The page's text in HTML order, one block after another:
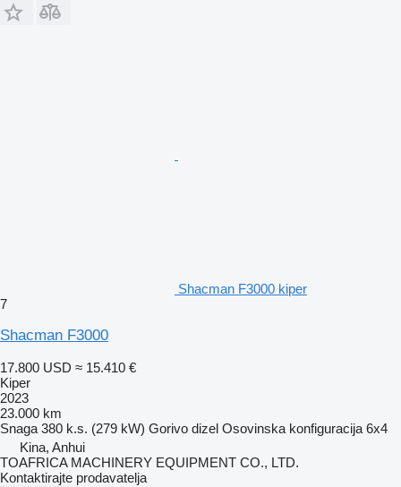
Shacman F3000 kiper
7
Shacman F3000
17.800 USD ≈ 15.410 €
Kiper
2023
23.000 km
Snaga 380 k.s. (279 kW) Gorivo dizel Osovinska konfiguracija 6x4
Kina, Anhui
TOAFRICA MACHINERY EQUIPMENT CO., LTD.
Kontaktirajte prodavatelja